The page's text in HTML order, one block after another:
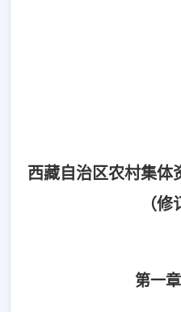
西藏自治区农村集体
（修
第一